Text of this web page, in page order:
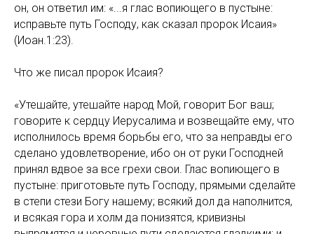
он, он ответил им: «...я глас вопиющего в пустыне:
исправьте путь Господу, как сказал пророк Исаия»
(Иоан.1:23).
Что же писал пророк Исаия?
«Утешайте, утешайте народ Мой, говорит Бог ваш;
говорите к сердцу Иерусалима и возвещайте ему, что
исполнилось время борьбы его, что за неправды его
сделано удовлетворение, ибо он от руки Господней
принял вдвое за все грехи свои. Глас вопиющего в
пустыне: приготовьте путь Господу, прямыми сделайте
в степи стези Богу нашему; всякий дол да наполнится,
и всякая гора и холм да понизятся, кривизны